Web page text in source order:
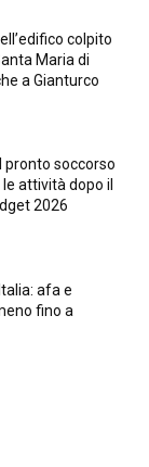
colpito
Maria di
a Gianturco
pronto soccorso
attività dopo il
2026
afa e
fino a